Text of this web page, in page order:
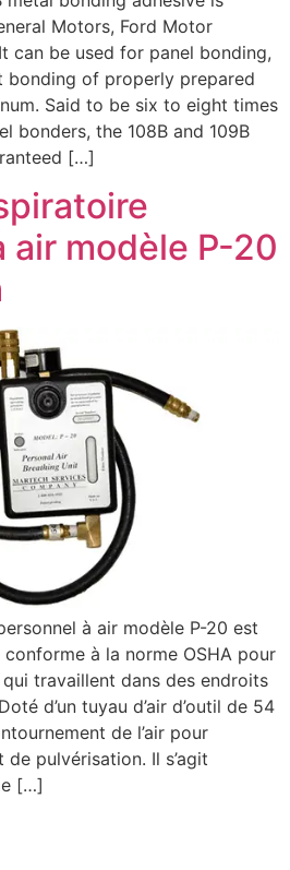
Motors, Ford Motor
can be used for panel bonding,
bonding of properly prepared
Said to be six to eight times
bonders, the 108B and 109B
[…]
air modèle P-20
à air modèle P-20 est
à la norme OSHA pour
travaillent dans des endroits
d’un tuyau d’air d’outil de 54
de l’air pour
de pulvérisation. Il s’agit
[…]